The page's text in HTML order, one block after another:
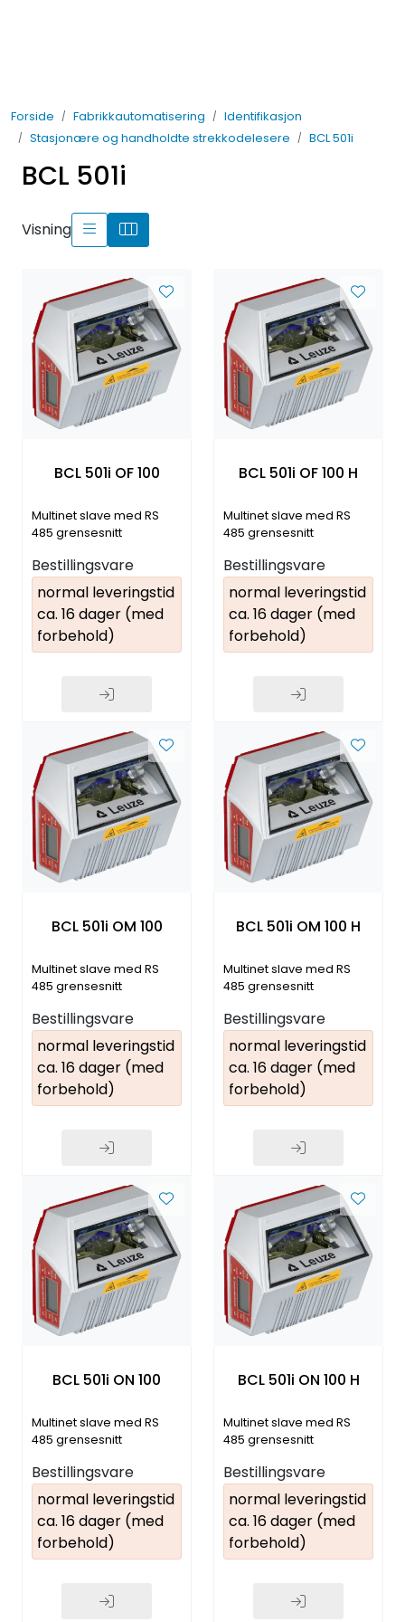
Forside Fabrikkautomatisering
Identifikasjon
Stasjonære og handholdte strekkodelesere
BCL 501i
BCL 501i
Visning
BCL 501i OF 100
Multinet slave med RS
485 grensesnitt
Bestillingsvare
normal leveringstid
ca. 16 dager (med
forbehold)
BCL 501i OF 100 H
Multinet slave med RS
485 grensesnitt
Bestillingsvare
normal leveringstid
ca. 16 dager (med
forbehold)
BCL 501i OM 100
Multinet slave med RS
485 grensesnitt
Bestillingsvare
normal leveringstid
ca. 16 dager (med
forbehold)
BCL 501i OM 100 H
Multinet slave med RS
485 grensesnitt
Bestillingsvare
normal leveringstid
ca. 16 dager (med
forbehold)
BCL 501i ON 100
Multinet slave med RS
485 grensesnitt
Bestillingsvare
normal leveringstid
ca. 16 dager (med
forbehold)
BCL 501i ON 100 H
Multinet slave med RS
485 grensesnitt
Bestillingsvare
normal leveringstid
ca. 16 dager (med
forbehold)
Fabrikkautomatisering
Prosessautomatisering
Kontakt oss
Bærekraft